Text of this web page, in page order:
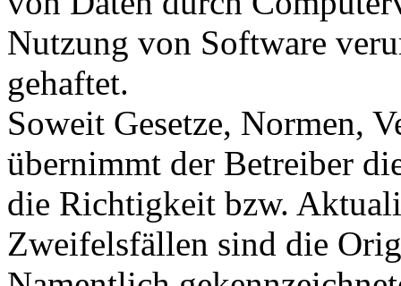
Nutzung von Software
gehaftet.
Soweit Gesetze, Normen,
übernimmt der Betreiber
die Richtigkeit bzw.
Zweifelsfällen sind die